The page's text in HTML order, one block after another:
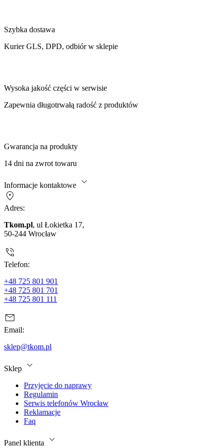
Szybka dostawa
Kurier GLS, DPD, odbiór w sklepie
Wysoka jakość części w serwisie
Zapewnia długotrwałą radość z produktów
Gwarancja na produkty
14 dni na zwrot towaru
Informacje kontaktowe
Adres:
Tkom.pl, ul Łokietka 17,
50-244 Wrocław
Telefon:
+48 725 801 901
+48 725 801 701
+48 725 801 111
Email:
sklep@tkom.pl
Sklep
Przyjęcie do naprawy
Regulamin
Serwis telefonów Wrocław
Reklamacje
Faq
Panel klienta